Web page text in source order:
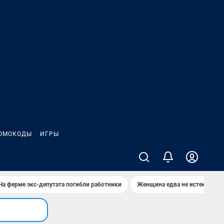
ИГРЫ
ферме экс-депутата погибли работники Женщина едва не истекла